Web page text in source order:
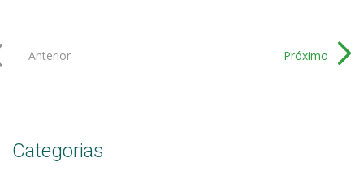
Anterior Próximo
Categorias